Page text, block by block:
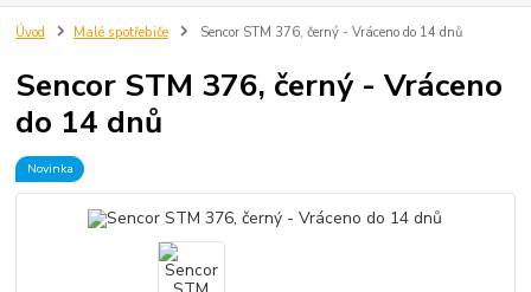
Úvod Malé spotřebiče Sencor STM 376, černý - Vráceno do 14 dnů
Sencor STM 376, černý - Vráceno
do 14 dnů
Novinka